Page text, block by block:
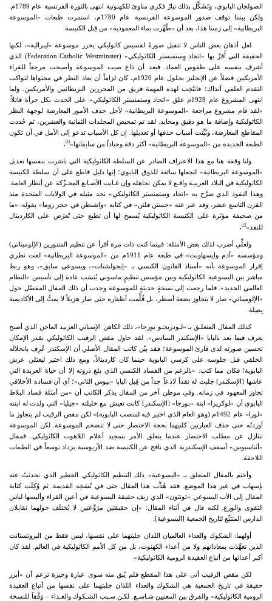
الصولجان البابوي، وتَشَكَّل بذلك تيارٌ فكري مناوئ للكهنوتية انتهى بالثورة الفرنسية عام 1789م.
ولكن بينما توقف صدور الموسوعة الفرنسية عام 1780م، استمرت طبعات «الموسوعة
البريطانية» إلى زمننا هذا، بعد أن «طُهِّرت بماء المعمودية» من قِبل الكنيسة.
لعل أذهان بعض الناس لا تتقبل صورةً لقسيس كاثوليكي يحرر موسوعة «ليبرالية»، لكنها
الحقيقة التي أَقرَّ بها «اتحاد وِستمنستر الكاثوليكي» (Westminster
Catholic
Federation) الذي
أشرف بنفسه على طقوس العماد. فبعد أن ذاع صيت الموسوعة وأصبحت مرجعاً للقراء
الأمريكيين فضلاً عن الإنجليز بحلول عام 1920م، كان لزاماً أن يعاد النظر في محتواها لتواكب
التقدم العلمي آنذاك؛ فانتُخِب لهذه المهمة فريق من المحررين البريطانيين والأمريكيين. ولما
انتهى المشروع عام 1928م علق «اتحاد وستمنستر الكاثوليكي» على الحدث بكل جرأة قائلاً:
«لقد قام مشروع مراجعة «الموسوعة البريطانية» لأجل حذف الأمور المعارضة لوجهة النظر
الكاثوليكية وإضافة ما هو دقيق ومحايد. لقد تم تمحيص المجلدات الثمانية والعشرين، ثم حُددت
المقاطع المعارضة، وبُيِّنت أسباب حذفها أو تعديلها. إن كل الأسباب تدعو إلى الأمل في أن تكون
الطبعة الجديدة من «الموسوعة البريطانية» أكثر دقة وحياداً من سابقاتها»[1]
.
ولنا وقفة هنا مع هذا الاعتراف الصادر عن السلطة الكاثوليكية التي باشرت بنفسها تعديل
«الموسوعة البريطانية» لتجعلها سائغة للذوق البابوي؛ إنها دليل قاطع على أن سلطة الكنيسة
الكاثوليكية في البلاد الغربيـة واقـع لا يمكن تجاهله وإن غـابت الأصـابع المحـرِّكة عن أنظار العامة.
وهذا النفوذ الذي صرَّح به «اتحاد وستمنستر الكاثوليكي» نجد مثيله في الولايات المتحدة منذ
القرن التاسع عشر، وقد عبر عنه «جستن فلتن» في كتابه «واشنطن في حجر روما» بقوله: «ما
من صحيفة مؤثرة على الكنيسة الكاثوليكية يُسمح لها أن تطبع حتى تُعرَض على الكاردينال
للنقد»[2]
.
ولعلِّي أضرب لذلك بعض الأمثلة: فبينما كنت ذات مرة أقرأ عن تنظيم المتنورين (الإلوميناتي)
ومؤسسه «آدم وايسهاوبت» في طبعة عام 1911م من «الموسوعة البريطانية» لفت نظري
إقرار الموسوعة بأنه «أستاذ القانون الكنسي بـ «إنجولشتات»، ويسوعي سابق»، وهو ربط
مباشر بين اليسوعية الكاثوليكية وبين مؤسس تنظيمٍ ماسوني يُنسَب عادة إلى تأسيس «النظام
العالمي الجديد». فلما رجعت إلى نسخةٍ حديثةٍ للموسوعة وجدت أن ذلك المقال المفصَّل حول
«الإلوميناتي» صار لا يتجاوز بضعة أسطر، بل قُلِّمت أظفاره حتى صار هزيلاً لا يمتُّ إلى الأكاديمية
بِصِلة.
كذلك المقال المتعلـق بـ «لـودريجـو بورجا»، ذلك الكاهن الإسباني العربيد الماجن الذي أصبح
يعرف فيما بعد بالبابا «الإسكندر السادس». لقد حاول مقص الرقيب الكاثوليكي بقدر الإمكان
تحسين صورته لدى قارئ الموسوعة؛ فقد بيَّن كاتب المقال الأصلي أن الإسكندر عُرِف بانحلاله
الخلقي قبل جلوسه على كرسي البابوية حينما كان كاردينالاً، ومع ذلك اختير ليعتلي عرش
البابوية! فكان مما كتب: «بالرغم من الفساد الكنسي الذي بلغ ذروته إلا أن حياة العربدة التي
عاشها [الإسكندر] جلبت له نقداً لاذعاً جداً من قِبل البابا «بيوس الثاني»؛ أي أن فساده الأخلاقي
تجاوز المعهود في زمانه. وفي موطن آخر من المقال يذكر الكاتب أن «من أمثلة فساد البلاط
البابوي أن «لوكريزا» ابنة «بورجا» [الإسكندر] كانت تعيش مع خليلته «جيليا» التي ولدت له ابنته
«لورا» عام 1492م (وهو العام الذي اختير فيه لمنصب البابوية)» لكن مقص الرقيب لم يتجاوز ما
أوردتُه حتى حذف العبارتين كلتيهما بحجة الاختصار حتى لا تتضخم الموسوعة. لكن الموسوعة
تتنازل عن مطلب الاختصار عندما يتعلق الأمر بتمجيد أعلام اللاهوت الكاثوليكي. فمقال
«أثناسيوس» أسقف الإسكندرية الذي نافح عن الكنيسة ضد الآريوسية يزداد توسعاً في الطبعات
اللاحقة.
وأختم بالمقال المتعلق بـ «اليسوعية» ذلك التنظيم الكاثوليكي الخطير الذي تحدثتُ عنه
بإسهاب في غير هذا الموضع. فقد هُذِّب هذا المقال حتى في نُسَخِه القديمة. ثم وُكِلَت كتابة
المقال إلى الأب اليسوعي «تونتون» الذي زيف حقيقة اليسوعية في أعين القراء وألبسها لباس
التقوى والورع. لكنه قال في أثناء المقال: «إن حقيقتين مرَوِّعتين لا يُختلَف حولهما تقابلان
الدارس المتتبِّع لتاريخ الجمعية [اليسوعية]:
أولهما: الشكوك والعداء العالميان اللذان جلبتهما على نفسها، ليس فقط من البروتستانت
الذين تعهَّدَت بمعاداتهم ولا من أعداء الكهنوت، بل من كل الأمم الكاثوليكية في العالم. لقد كان
أكبر أعدائها من أتباع العقيدة الرومية الكاثوليكية»
لكن مقص الرقيب أتى على هذا المقطع فلم يُبق منه سوى عبارة وجيزة تزعم أن «أبرز
حقيقة في تاريخ الجمعية هي الشكوك والعداء اللذان جلبتهما على نفسها من أتباع العقيدة
الرومية الكاثوليكية» والفرق بين المعنيين شـاسـع. لكـن سـبب الشـكوك والعـداء – وَفْقاً للنسخة